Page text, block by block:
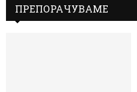
ПРЕПОРАЧУВАМЕ